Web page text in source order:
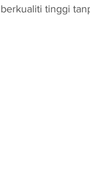
berkualiti tinggi